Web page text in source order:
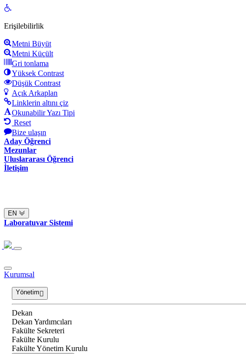
Open
Erişilebilirlik
Metni Büyüt
Metni Küçült
Gri tonlama
Yüksek Contrast
Düşük Contrast
Açık Arkaplan
Linklerin altını çiz
Okunabilir Yazı Tipi
Reset
Bize ulaşın
Aday Öğrenci
Mezunlar
Uluslararası Öğrenci
İletişim
EN
Laboratuvar Sistemi
Kurumsal
Yönetim
Dekan
Dekan Yardımcıları
Fakülte Sekreteri
Fakülte Kurulu
Fakülte Yönetim Kurulu